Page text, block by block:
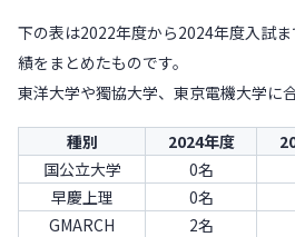
下の表は2022年度から2024年度入試
績をまとめたものです。
東洋大学や獨協大学、東京電機大学に
種別 2024年度
国公立大学
0名
早慶上理
0名
GMARCH
2名